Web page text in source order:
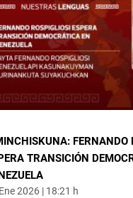
FERNANDO
TRANSICIÓN
2026 | 18:21 h